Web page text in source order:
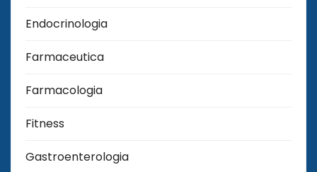
Endocrinologia
Farmaceutica
Farmacologia
Fitness
Gastroenterologia